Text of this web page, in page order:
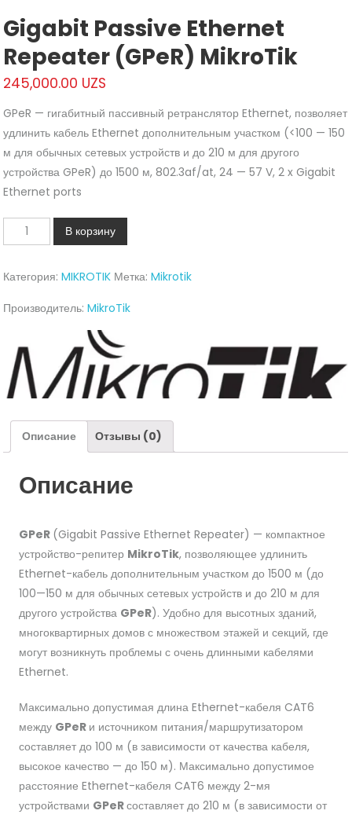
Gigabit Passive Ethernet
Repeater (GPeR) MikroTik
245,000.00 UZS
GPeR — гигабитный пассивный ретранслятор Ethernet, позволяет
удлинить кабель Ethernet дополнительным участком (<100 — 150
м для обычных сетевых устройств и до 210 м для другого
устройства GPeR) до 1500 м, 802.3af/at, 24 — 57 V, 2 x Gigabit
Ethernet ports
Количество
Gigabit
Ethernet
Repeater
MikroTik
В корзину
Категория:MIKROTIK Метка:Mikrotik
Производитель:MikroTik
Описание Отзывы (0)
Описание
GPeR (Gigabit Passive Ethernet Repeater) — компактное
устройство-репитер MikroTik, позволяющее удлинить
Ethernet-кабель дополнительным участком до 1500 м (до
100—150 м для обычных сетевых устройств и до 210 м для
другого устройства GPeR). Удобно для высотных зданий,
многоквартирных домов с множеством этажей и секций, где
могут возникнуть проблемы с очень длинными кабелями
Ethernet.
Максимально допустимая длина Ethernet-кабеля CAT6
между GPeR и источником питания/маршрутизатором
составляет до 100 м (в зависимости от качества кабеля,
высокое качество — до 150 м). Максимально допустимое
расстояние Ethernet-кабеля CAT6 между 2-мя
устройствами GPeRсоставляет до 210 м (в зависимости от